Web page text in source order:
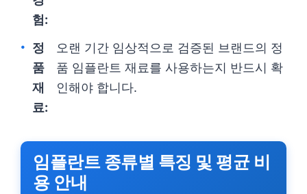
험:
정
품
재
료:
오랜 기간 임상적으로 검증된 브랜드의 정
품 임플란트 재료를 사용하는지 반드시 확
인해야 합니다.
임플란트 종류별 특징 및 평균 비
용 안내